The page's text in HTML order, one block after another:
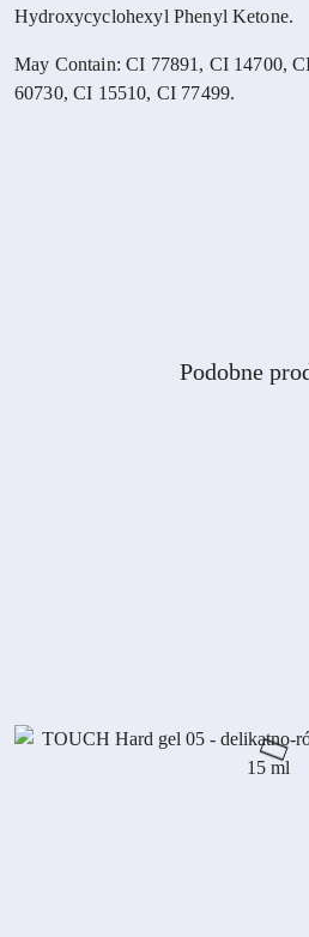
Hydroxycyclohexyl Phenyl Ketone.
May Contain: CI 77891, CI 14700,
60730, CI 15510, CI 77499.
Pomiń karuzelę produktów
Produkty
Podobne